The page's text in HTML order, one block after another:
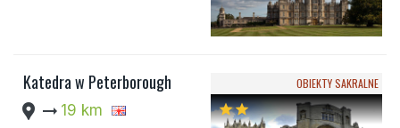
Katedra w Peterborough
location_pin arrow_right_alt 19 km
OBIEKTY SAKRALNE
starstar